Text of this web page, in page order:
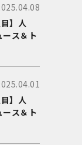
】人
ス＆ト
】人
ス＆ト